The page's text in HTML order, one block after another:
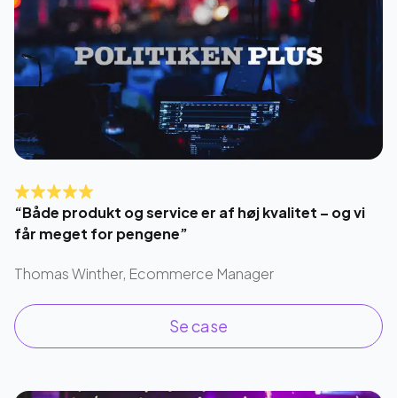
“Både produkt og service er af høj kvalitet – og vi
får meget for pengene”
Thomas Winther, Ecommerce Manager
Se case